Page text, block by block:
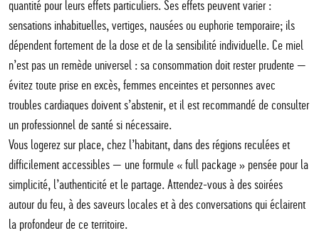
quantité pour leurs effets particuliers. Ses effets peuvent varier :
sensations inhabituelles, vertiges, nausées ou euphorie temporaire; ils
dépendent fortement de la dose et de la sensibilité individuelle. Ce miel
n’est pas un remède universel : sa consommation doit rester prudente —
évitez toute prise en excès, femmes enceintes et personnes avec
troubles cardiaques doivent s’abstenir, et il est recommandé de consulter
un professionnel de santé si nécessaire.
Vous logerez sur place, chez l’habitant, dans des régions reculées et
difficilement accessibles — une formule « full package » pensée pour la
simplicité, l’authenticité et le partage. Attendez-vous à des soirées
autour du feu, à des saveurs locales et à des conversations qui éclairent
la profondeur de ce territoire.